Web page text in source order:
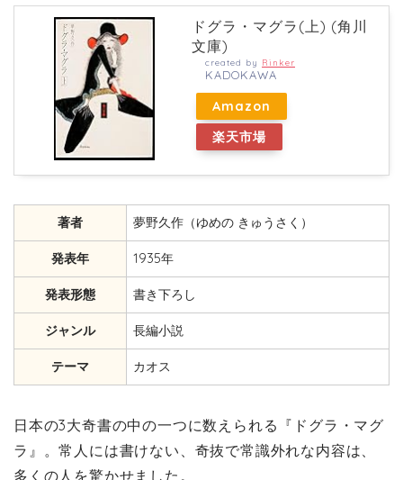
ドグラ・マグラ(上) (角川
文庫)
created by Rinker
KADOKAWA
Amazon
楽天市場
著者 夢野久作（ゆめの きゅうさく）
発表年 1935年
発表形態 書き下ろし
ジャンル 長編小説
テーマ カオス
日本の3大奇書の中の一つに数えられる『ドグラ・マグ
ラ』。常人には書けない、奇抜で常識外れな内容は、
多くの人を驚かせました。